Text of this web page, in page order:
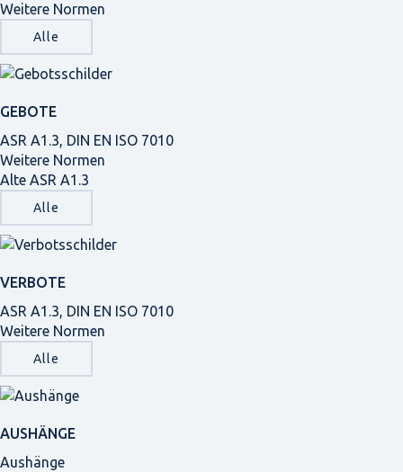
Weitere Normen
Alle
GEBOTE
ASR A1.3, DIN EN ISO 7010
Weitere Normen
Alte ASR A1.3
Alle
VERBOTE
ASR A1.3, DIN EN ISO 7010
Weitere Normen
Alle
AUSHÄNGE
Aushänge